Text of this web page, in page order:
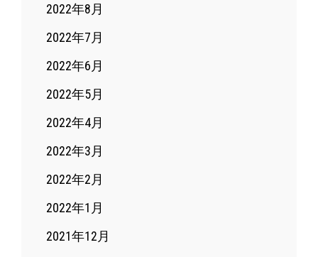
2022年8月
2022年7月
2022年6月
2022年5月
2022年4月
2022年3月
2022年2月
2022年1月
2021年12月